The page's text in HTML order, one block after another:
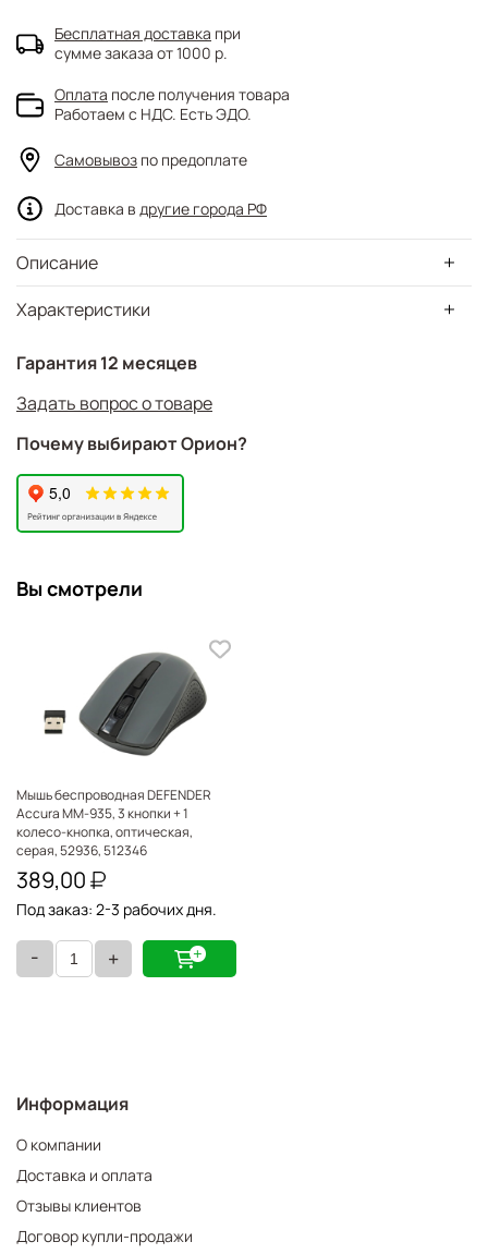
Характеристики
Описание
Гарантия 12 месяцев
Задать вопрос о товаре
Почему выбирают Орион?
Бесплатная доставка при
сумме заказа от 1000 р.
Оплата после получения товара
Работаем с НДС. Есть ЭДО.
Самовывоз по предоплате
Доставка в другие города РФ
Вы смотрели
Мышь беспроводная DEFENDER
Accura MM-935, 3 кнопки + 1
колесо-кнопка, оптическая,
серая, 52936, 512346
389,00
Под заказ: 2-3 рабочих дня.
- +
Информация
О компании
Доставка и оплата
Отзывы клиентов
Договор купли-продажи